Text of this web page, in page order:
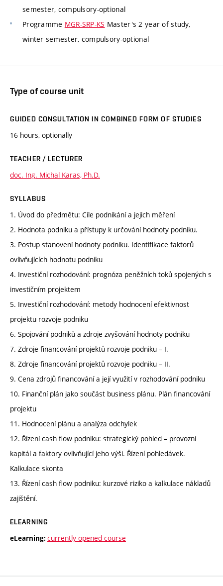
semester, compulsory-optional
Programme MGR-SRP-KS Master's 2 year of study,
winter semester, compulsory-optional
Type of course unit
GUIDED CONSULTATION IN COMBINED FORM OF STUDIES
16 hours, optionally
TEACHER / LECTURER
doc. Ing. Michal Karas, Ph.D.
SYLLABUS
1. Úvod do předmětu: Cíle podnikání a jejich měření
2. Hodnota podniku a přístupy k určování hodnoty podniku.
3. Postup stanovení hodnoty podniku. Identifikace faktorů
ovlivňujících hodnotu podniku
4. Investiční rozhodování: prognóza peněžních toků spojených s
investičním projektem
5. Investiční rozhodování: metody hodnocení efektivnost
projektu rozvoje podniku
6. Spojování podniků a zdroje zvyšování hodnoty podniku
7. Zdroje financování projektů rozvoje podniku – I.
8. Zdroje financování projektů rozvoje podniku – II.
9. Cena zdrojů financování a její využití v rozhodování podniku
10. Finanční plán jako součást business plánu. Plán financování
projektu
11. Hodnocení plánu a analýza odchylek
12. Řízení cash flow podniku: strategický pohled – provozní
kapitál a faktory ovlivňující jeho výši. Řízení pohledávek.
Kalkulace skonta
13. Řízení cash flow podniku: kurzové riziko a kalkulace nákladů
zajištění.
ELEARNING
eLearning: currently opened course